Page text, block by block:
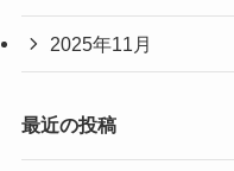
2025年11月
最近の投稿